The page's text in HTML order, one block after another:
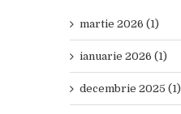
martie 2026 (1)
ianuarie 2026 (1)
decembrie 2025 (1)